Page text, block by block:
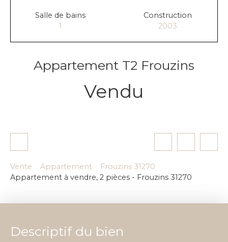
Salle de bains
1
Construction
2003
Appartement T2 Frouzins
Vendu
Vente Appartement
Frouzins 31270
Appartement à vendre, 2 pièces - Frouzins 31270
Descriptif du bien